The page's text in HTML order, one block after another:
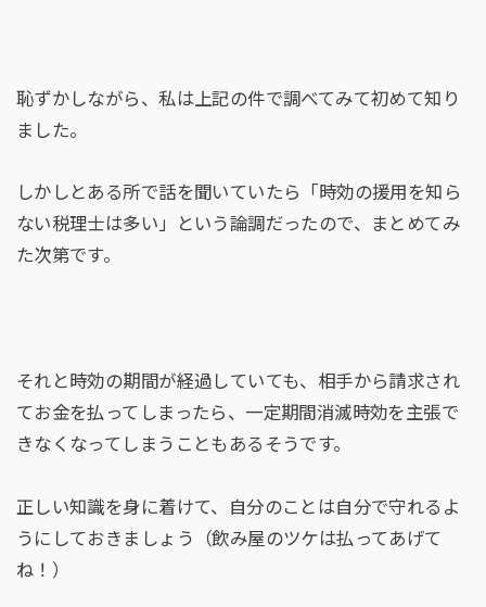
恥ずかしながら、私は上記の件で調べてみて初めて知り
ました。
しかしとある所で話を聞いていたら「時効の援用を知ら
ない税理士は多い」という論調だったので、まとめてみ
た次第です。
それと時効の期間が経過していても、相手から請求され
てお金を払ってしまったら、一定期間消滅時効を主張で
きなくなってしまうこともあるそうです。
正しい知識を身に着けて、自分のことは自分で守れるよ
うにしておきましょう（飲み屋のツケは払ってあげて
ね！）